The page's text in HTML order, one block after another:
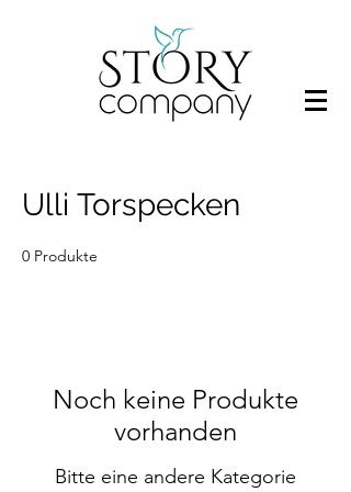
Ulli Torspecken
0 Produkte
Noch keine Produkte
vorhanden
Bitte eine andere Kategorie